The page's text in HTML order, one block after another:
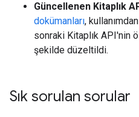
Güncellenen Kitaplık
dokümanları,
sonraki Kitaplık API'nin
şekilde düzeltildi.
Sık sorulan sorular